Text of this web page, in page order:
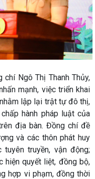
Ngô Thị Thanh Thủy,
mạnh, việc triển khai
lập lại trật tự đô thị,
hành pháp luật của
địa bàn. Đồng chí đề
và các thôn phát huy
truyền, vận động;
hiện quyết liệt, đồng bộ,
hợp vi phạm, đồng thời